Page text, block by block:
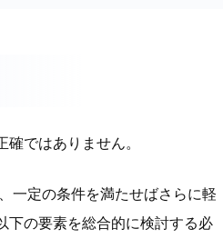
ではありません。
一定の条件を満たせばさらに軽
下の要素を総合的に検討する必